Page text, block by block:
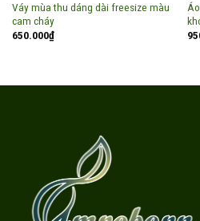
Váy mùa thu dáng dài freesize màu
cam cháy
650.000₫